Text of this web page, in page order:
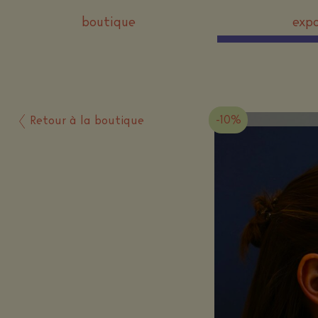
boutique
Retour à la boutique -10%